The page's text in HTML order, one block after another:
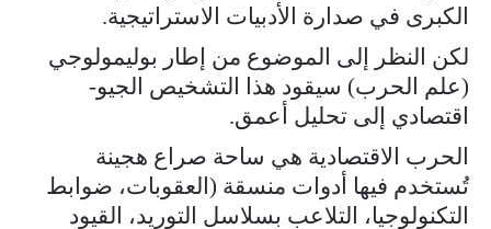
الكبرى في صدارة الأدبيات الاستراتيجية.
لكن النظر إلى الموضوع من إطار بوليمولوجي
(علم الحرب) سيقود هذا التشخيص الجيو-
اقتصادي إلى تحليل أعمق.
الحرب الاقتصادية هي ساحة صراع هجينة
تُستخدم فيها أدوات منسقة (العقوبات، ضوابط
التكنولوجيا، التلاعب بسلاسل التوريد، القيود